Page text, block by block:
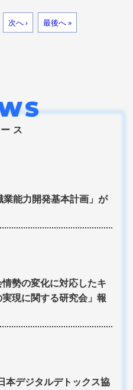
次へ › 最後へ »
ス
能力開発基本計画」が
勢の変化に対応したキ
現に関する研究会」報
本デジタルデトックス協